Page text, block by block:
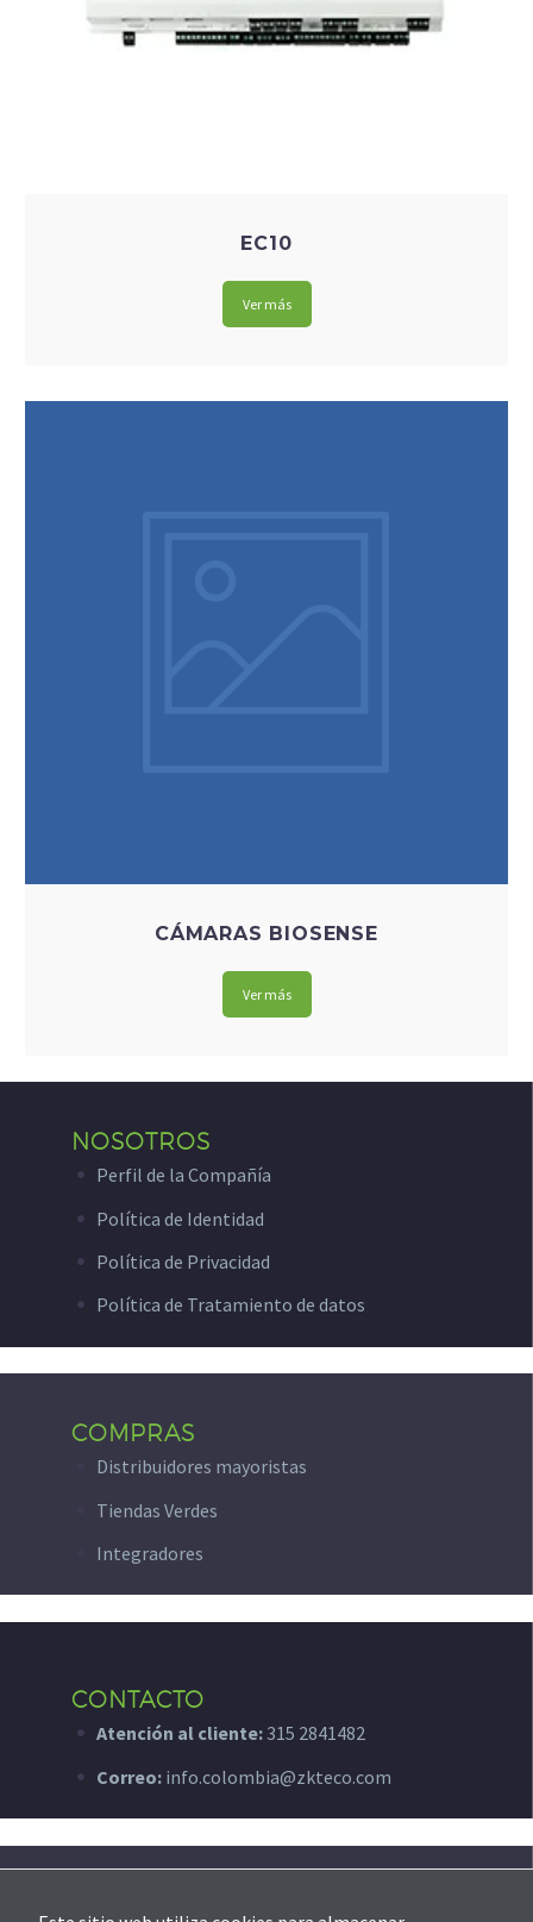
EC10
Ver más
CÁMARAS BIOSENSE
Ver más
NOSOTROS
Perfil de la Compañía
Política de Identidad
Política de Privacidad
Política de Tratamiento de datos
COMPRAS
Distribuidores mayoristas
Tiendas Verdes
Integradores
CONTACTO
Atención al cliente: 315 2841482
Correo: info.colombia@zkteco.com